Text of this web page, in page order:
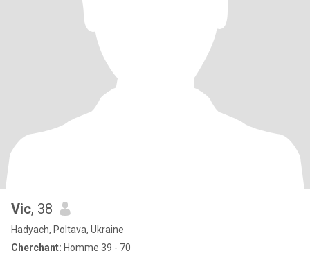
Vic, 38
Hadyach, Poltava, Ukraine
Cherchant: Homme 39 - 70